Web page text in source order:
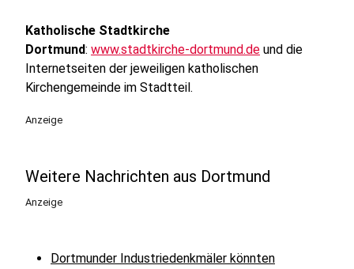
Katholische Stadtkirche
Dortmund: www.stadtkirche-dortmund.de und die
Internetseiten der jeweiligen katholischen
Kirchengemeinde im Stadtteil.
Anzeige
Weitere Nachrichten aus Dortmund
Anzeige
Dortmunder Industriedenkmäler könnten